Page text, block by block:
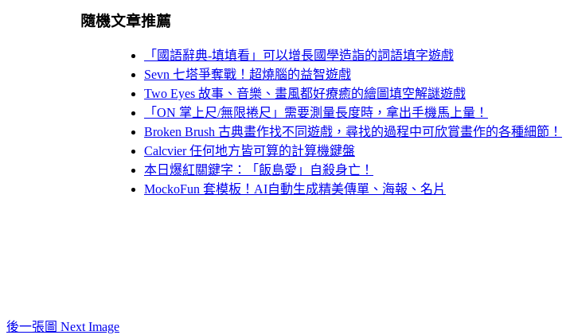
隨機文章推薦
「國語辭典-填填看」可以增長國學造詣的詞語填字遊戲
Sevn 七塔爭奪戰！超燒腦的益智遊戲
Two Eyes 故事、音樂、畫風都好療癒的繪圖填空解謎遊戲
「ON 掌上尺/無限捲尺」需要測量長度時，拿出手機馬上量！
Broken Brush 古典畫作找不同遊戲，尋找的過程中可欣賞畫作的各種細節！
Calcvier 任何地方皆可算的計算機鍵盤
本日爆紅關鍵字：「飯島愛」自殺身亡！
MockoFun 套模板！AI自動生成精美傳單、海報、名片
後一張圖 Next Image